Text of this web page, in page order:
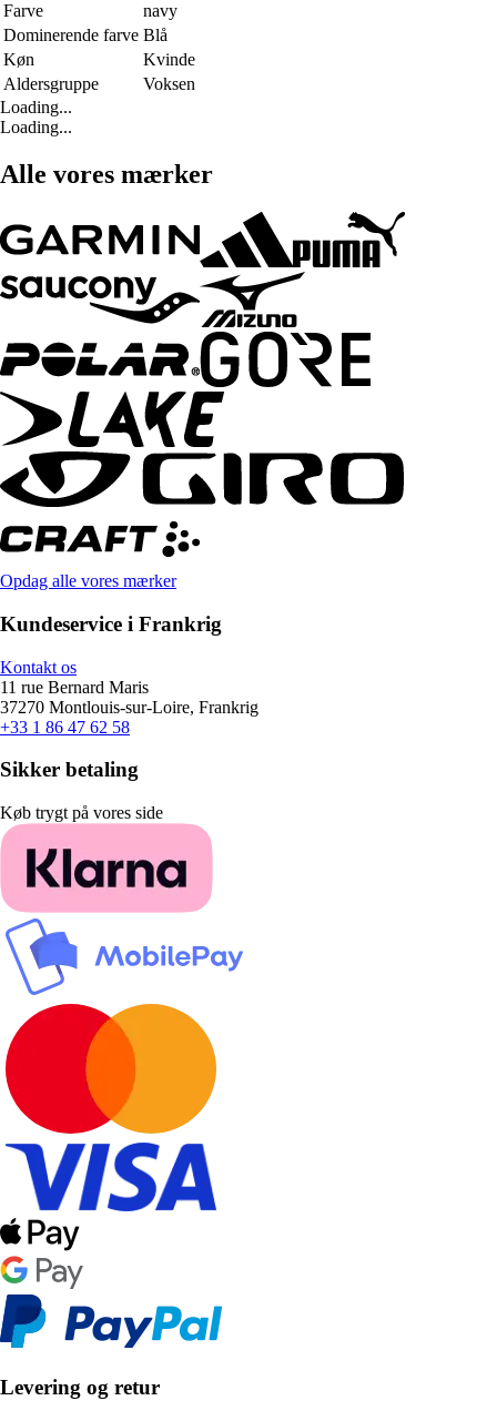
Farve
navy
Dominerende farve Blå
Køn
Kvinde
Aldersgruppe
Voksen
Loading...
Loading...
Alle vores mærker
Opdag alle vores mærker
Kundeservice i Frankrig
Kontakt os
11 rue Bernard Maris
37270 Montlouis-sur-Loire, Frankrig
+33 1 86 47 62 58
Sikker betaling
Køb trygt på vores side
Levering og retur